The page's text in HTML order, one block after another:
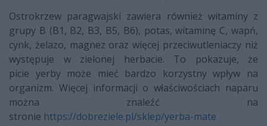
Ostrokrzew paragwajski zawiera również witaminy z
grupy B (B1, B2, B3, B5, B6), potas, witaminę C, wapń,
cynk, żelazo, magnez oraz więcej przeciwutleniaczy niż
występuje w zielonej herbacie. To pokazuje, że
picie yerby może mieć bardzo korzystny wpływ na
organizm. Więcej informacji o właściwościach naparu
można znaleźć na
stronie https://dobreziele.pl/sklep/yerba-mate